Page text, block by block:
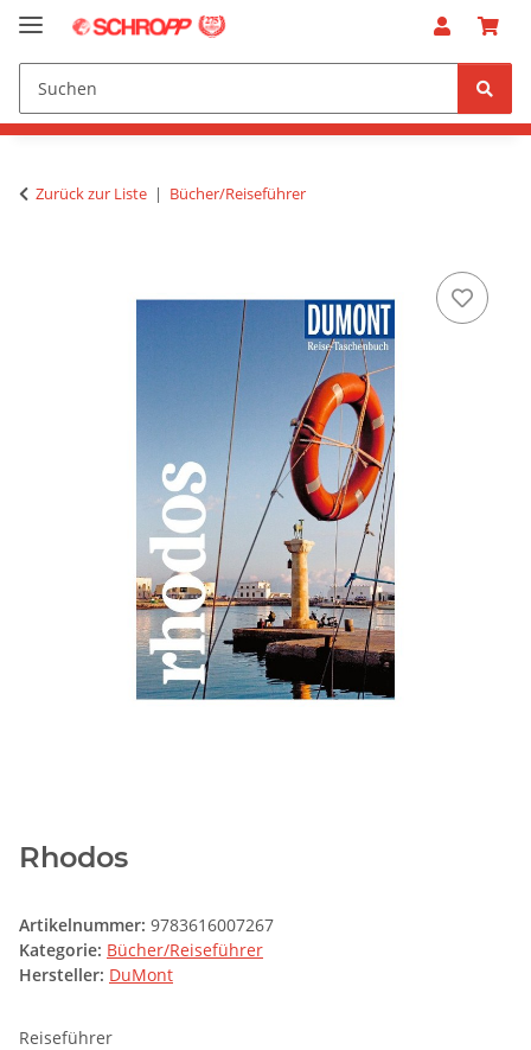
Zurück zur Liste Bücher/Reiseführer
Rhodos
Artikelnummer: 9783616007267
Kategorie: Bücher/Reiseführer
Hersteller: DuMont
Reiseführer